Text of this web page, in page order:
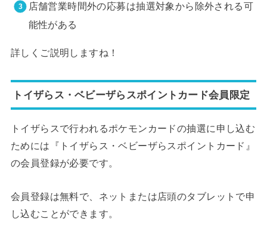
店舗営業時間外の応募は抽選対象から除外される可
能性がある
詳しくご説明しますね！
トイザらス・ベビーザらスポイントカード会員限定
トイザらスで行われるポケモンカードの抽選に申し込む
ためには『トイザらス・ベビーザらスポイントカード』
の会員登録が必要です。
会員登録は無料で、ネットまたは店頭のタブレットで申
し込むことができます。